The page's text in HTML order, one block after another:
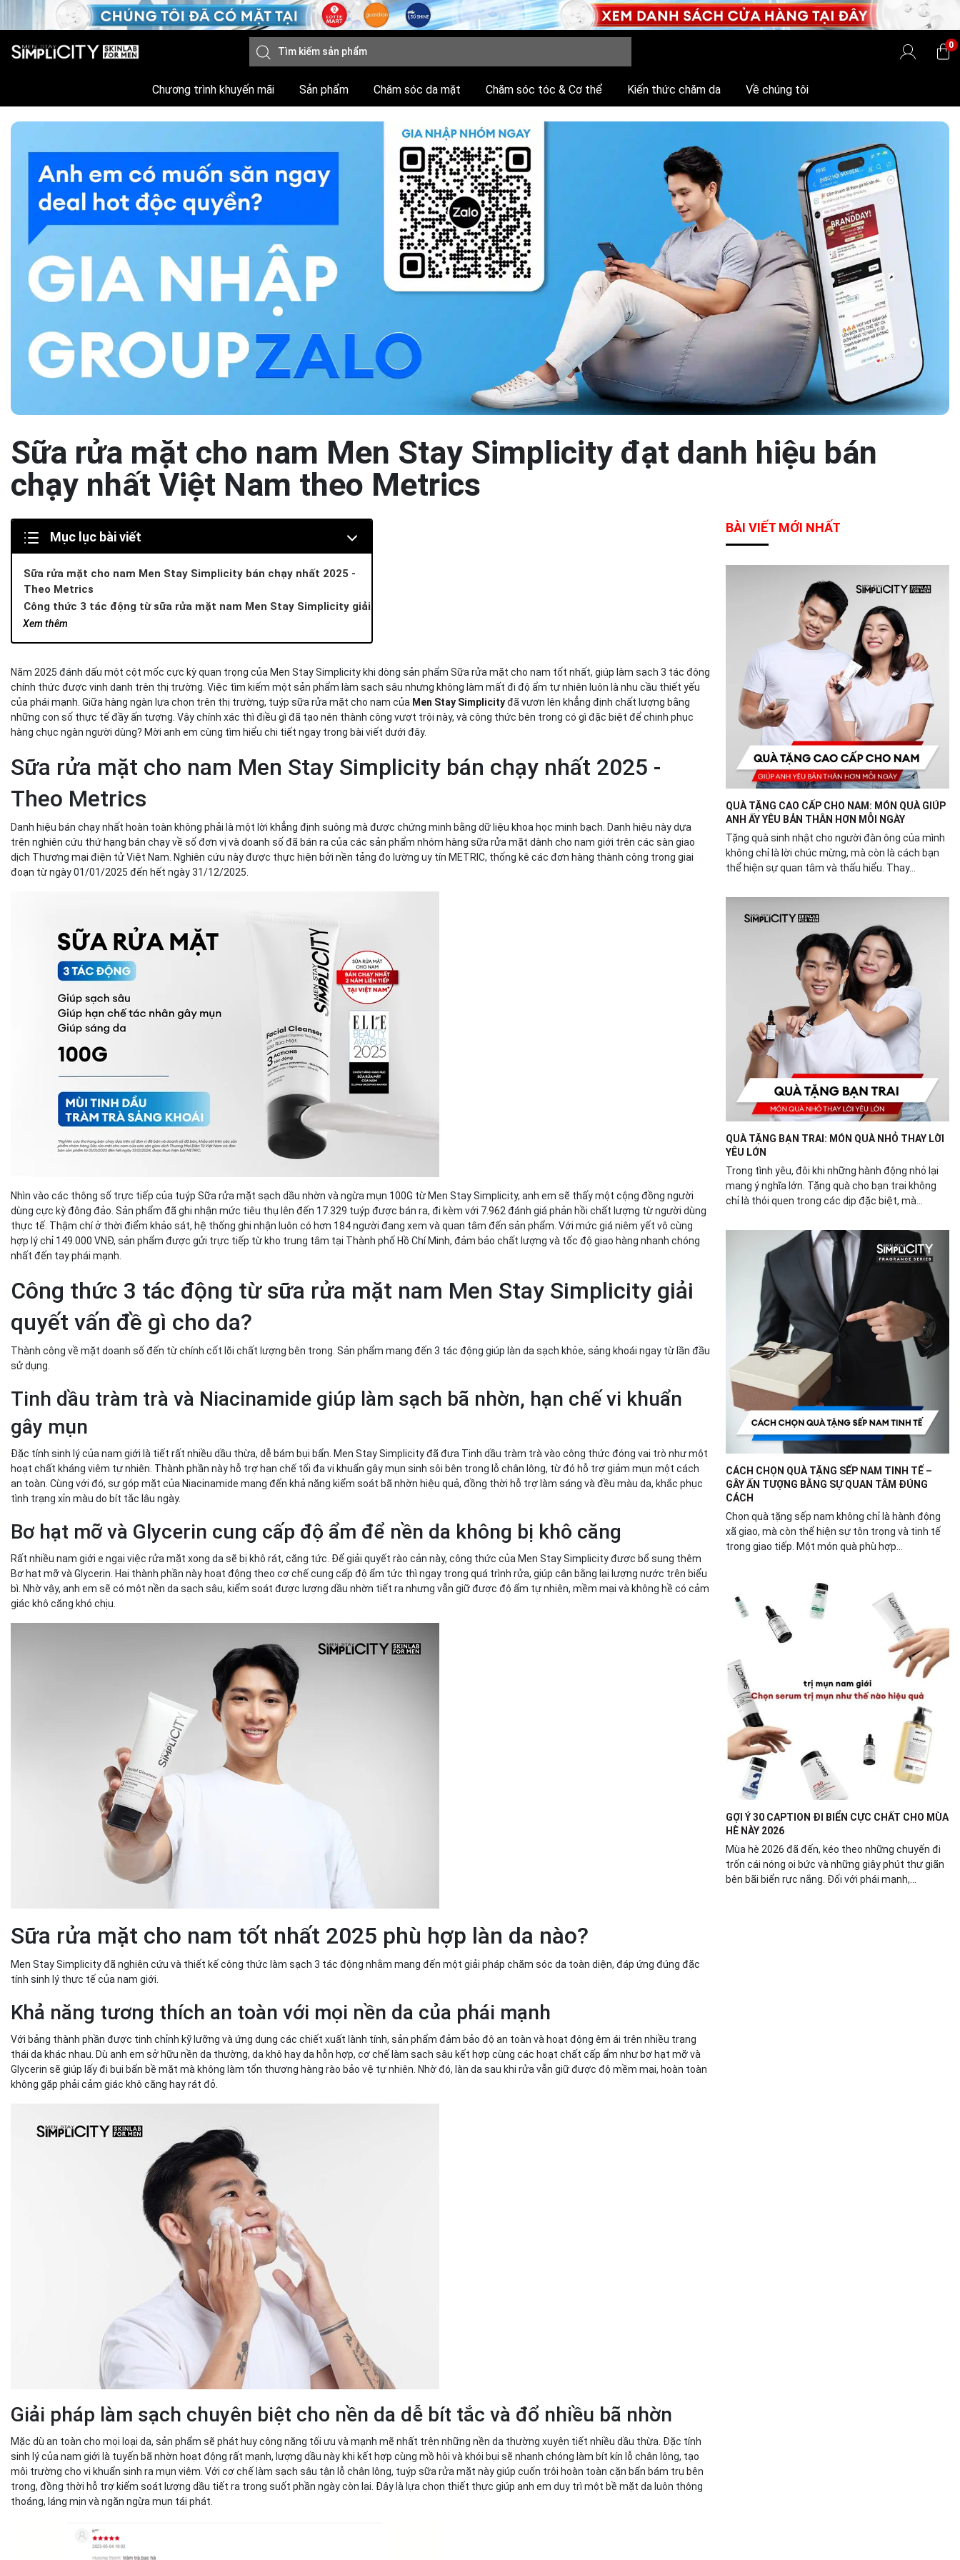
0
Chương trình khuyến mãi Sản phẩm Chăm sóc da mặt Chăm sóc tóc & Cơ thể Kiến thức chăm da Về chúng tôi
Sữa rửa mặt cho nam Men Stay Simplicity đạt danh hiệu bán
chạy nhất Việt Nam theo Metrics
Mục lục bài viết
Xem thêm
Sữa rửa mặt cho nam Men Stay Simplicity bán chạy nhất 2025 -
Theo Metrics
Công thức 3 tác động từ sữa rửa mặt nam Men Stay Simplicity giải
quyết vấn đề gì cho da?
Tinh dầu tràm trà và Niacinamide giúp làm sạch bã nhờn, hạn chế vi
Bơ hạt mỡ và Glycerin cung cấp độ ẩm để nền da không bị khô căng
Sữa rửa mặt cho nam tốt nhất 2025 phù hợp làn da nào?
Khả năng tương thích an toàn với mọi nền da của phái mạnh
Giải pháp làm sạch chuyên biệt cho nền da dễ bít tắc và đổ nhiều bã
nhờn
Kết luận
Năm 2025 đánh dấu một cột mốc cực kỳ quan trọng của Men Stay Simplicity khi dòng sản phẩm Sữa rửa mặt cho nam tốt nhất, giúp làm sạch 3 tác động
chính thức được vinh danh trên thị trường. Việc tìm kiếm một sản phẩm làm sạch sâu nhưng không làm mất đi độ ẩm tự nhiên luôn là nhu cầu thiết yếu
của phái mạnh. Giữa hàng ngàn lựa chọn trên thị trường, tuýp sữa rửa mặt cho nam của Men Stay Simplicityđã vươn lên khẳng định chất lượng bằng
những con số thực tế đầy ấn tượng. Vậy chính xác thì điều gì đã tạo nên thành công vượt trội này, và công thức bên trong có gì đặc biệt để chinh phục
hàng chục ngàn người dùng? Mời anh em cùng tìm hiểu chi tiết ngay trong bài viết dưới đây.
Sữa rửa mặt cho nam Men Stay Simplicity bán chạy nhất 2025 -
Theo Metrics
Danh hiệu bán chạy nhất hoàn toàn không phải là một lời khẳng định suông mà được chứng minh bằng dữ liệu khoa học minh bạch. Danh hiệu này dựa
trên nghiên cứu thứ hạng bán chạy về số đơn vị và doanh số đã bán ra của các sản phẩm nhóm hàng sữa rửa mặt dành cho nam giới trên các sàn giao
dịch Thương mại điện tử Việt Nam. Nghiên cứu này được thực hiện bởi nền tảng đo lường uy tín METRIC, thống kê các đơn hàng thành công trong giai
đoạn từ ngày 01/01/2025 đến hết ngày 31/12/2025.
Nhìn vào các thông số trực tiếp của tuýp Sữa rửa mặt sạch dầu nhờn và ngừa mụn 100G từ Men Stay Simplicity, anh em sẽ thấy một cộng đồng người
dùng cực kỳ đông đảo. Sản phẩm đã ghi nhận mức tiêu thụ lên đến 17.329 tuýp được bán ra, đi kèm với 7.962 đánh giá phản hồi chất lượng từ người dùng
thực tế. Thậm chí ở thời điểm khảo sát, hệ thống ghi nhận luôn có hơn 184 người đang xem và quan tâm đến sản phẩm. Với mức giá niêm yết vô cùng
hợp lý chỉ 149.000 VNĐ, sản phẩm được gửi trực tiếp từ kho trung tâm tại Thành phố Hồ Chí Minh, đảm bảo chất lượng và tốc độ giao hàng nhanh chóng
nhất đến tay phái mạnh.
Công thức 3 tác động từ sữa rửa mặt nam Men Stay Simplicity giải
quyết vấn đề gì cho da?
Thành công về mặt doanh số đến từ chính cốt lõi chất lượng bên trong. Sản phẩm mang đến 3 tác động giúp làn da sạch khỏe, sảng khoái ngay từ lần đầu
sử dụng.
Tinh dầu tràm trà và Niacinamide giúp làm sạch bã nhờn, hạn chế vi khuẩn
gây mụn
Đặc tính sinh lý của nam giới là tiết rất nhiều dầu thừa, dễ bám bụi bẩn. Men Stay Simplicity đã đưa Tinh dầu tràm trà vào công thức đóng vai trò như một
hoạt chất kháng viêm tự nhiên. Thành phần này hỗ trợ hạn chế tối đa vi khuẩn gây mụn sinh sôi bên trong lỗ chân lông, từ đó hỗ trợ giảm mụn một cách
an toàn. Cùng với đó, sự góp mặt của Niacinamide mang đến khả năng kiểm soát bã nhờn hiệu quả, đồng thời hỗ trợ làm sáng và đều màu da, khắc phục
tình trạng xỉn màu do bít tắc lâu ngày.
Bơ hạt mỡ và Glycerin cung cấp độ ẩm để nền da không bị khô căng
Rất nhiều nam giới e ngại việc rửa mặt xong da sẽ bị khô rát, căng tức. Để giải quyết rào cản này, công thức của Men Stay Simplicity được bổ sung thêm
Bơ hạt mỡ và Glycerin. Hai thành phần này hoạt động theo cơ chế cung cấp độ ẩm tức thì ngay trong quá trình rửa, giúp cân bằng lại lượng nước trên biểu
bì. Nhờ vậy, anh em sẽ có một nền da sạch sâu, kiểm soát được lượng dầu nhờn tiết ra nhưng vẫn giữ được độ ẩm tự nhiên, mềm mại và không hề có cảm
giác khô căng khó chịu.
Sữa rửa mặt cho nam tốt nhất 2025 phù hợp làn da nào?
Men Stay Simplicity đã nghiên cứu và thiết kế công thức làm sạch 3 tác động nhằm mang đến một giải pháp chăm sóc da toàn diện, đáp ứng đúng đặc
tính sinh lý thực tế của nam giới.
Khả năng tương thích an toàn với mọi nền da của phái mạnh
Với bảng thành phần được tinh chỉnh kỹ lưỡng và ứng dụng các chiết xuất lành tính, sản phẩm đảm bảo độ an toàn và hoạt động êm ái trên nhiều trạng
thái da khác nhau. Dù anh em sở hữu nền da thường, da khô hay da hỗn hợp, cơ chế làm sạch sâu kết hợp cùng các hoạt chất cấp ẩm như bơ hạt mỡ và
Glycerin sẽ giúp lấy đi bụi bẩn bề mặt mà không làm tổn thương hàng rào bảo vệ tự nhiên. Nhờ đó, làn da sau khi rửa vẫn giữ được độ mềm mại, hoàn toàn
không gặp phải cảm giác khô căng hay rát đỏ.
Giải pháp làm sạch chuyên biệt cho nền da dễ bít tắc và đổ nhiều bã nhờn
Mặc dù an toàn cho mọi loại da, sản phẩm sẽ phát huy công năng tối ưu và mạnh mẽ nhất trên những nền da thường xuyên tiết nhiều dầu thừa. Đặc tính
sinh lý của nam giới là tuyến bã nhờn hoạt động rất mạnh, lượng dầu này khi kết hợp cùng mồ hôi và khói bụi sẽ nhanh chóng làm bít kín lỗ chân lông, tạo
môi trường cho vi khuẩn sinh ra mụn viêm. Với cơ chế làm sạch sâu tận lỗ chân lông, tuýp sữa rửa mặt này giúp cuốn trôi hoàn toàn cặn bẩn bám trụ bên
trong, đồng thời hỗ trợ kiểm soát lượng dầu tiết ra trong suốt phần ngày còn lại. Đây là lựa chọn thiết thực giúp anh em duy trì một bề mặt da luôn thông
thoáng, láng mịn và ngăn ngừa mụn tái phát.
BÀI VIẾT MỚI NHẤT
QUÀ TẶNG CAO CẤP CHO NAM: MÓN QUÀ GIÚP
ANH ẤY YÊU BẢN THÂN HƠN MỖI NGÀY
Tặng quà sinh nhật cho người đàn ông của mình
không chỉ là lời chúc mừng, mà còn là cách bạn
thể hiện sự quan tâm và thấu hiểu. Thay...
QUÀ TẶNG BẠN TRAI: MÓN QUÀ NHỎ THAY LỜI
YÊU LỚN
Trong tình yêu, đôi khi những hành động nhỏ lại
mang ý nghĩa lớn. Tặng quà cho bạn trai không
chỉ là thói quen trong các dịp đặc biệt, mà...
CÁCH CHỌN QUÀ TẶNG SẾP NAM TINH TẾ –
GÂY ẤN TƯỢNG BẰNG SỰ QUAN TÂM ĐÚNG
CÁCH
Chọn quà tặng sếp nam không chỉ là hành động
xã giao, mà còn thể hiện sự tôn trọng và tinh tế
trong giao tiếp. Một món quà phù hợp...
GỢI Ý 30 CAPTION ĐI BIỂN CỰC CHẤT CHO MÙA
HÈ NÀY 2026
Mùa hè 2026 đã đến, kéo theo những chuyến đi
trốn cái nóng oi bức và những giây phút thư giãn
bên bãi biển rực nắng. Đối với phái mạnh,...